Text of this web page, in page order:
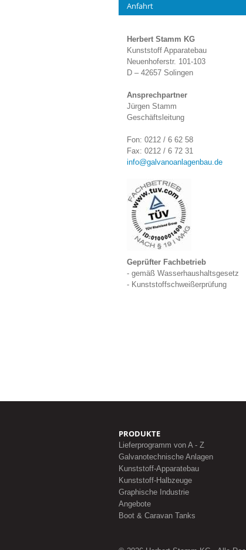
Anfahrt
Herbert Stamm KG
Kunststoff Apparatebau
Neuenhoferstr. 101-103
D – 42657 Solingen
Ansprechpartner
Jürgen Stamm
Geschäftsleitung
Fon: 0212 / 6 62 58
Fax: 0212 / 6 72 31
info@galvanoanlagenbau.de
Geprüfter Fachbetrieb
- gemäß Wasserhaushaltsgesetz
- Kunststoffschweißerprüfung
PRODUKTE
Lieferprogramm von A - Z
Galvanotechnische Anlagen
Kunststoff-Apparatebau
Kunststoff-Halbzeuge
Graphische Industrie
Angebote
Boot & Caravan Tanks